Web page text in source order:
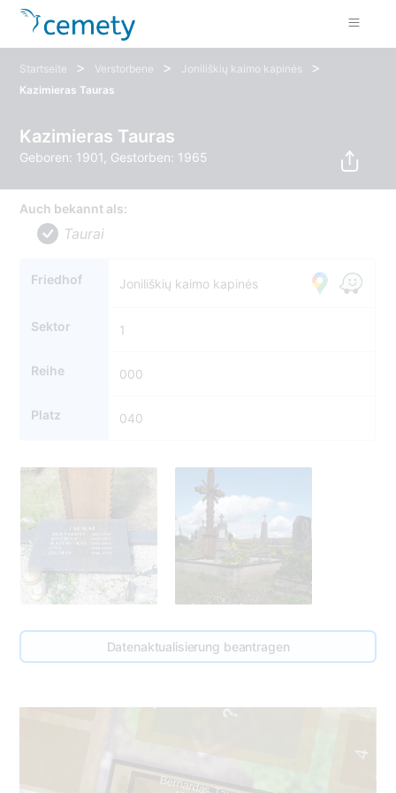
Startseite > Verstorbene > Joniliškių kaimo kapinės >
Kazimieras Tauras
Kazimieras Tauras
Geboren: 1901, Gestorben: 1965
Auch bekannt als:
Taurai
Friedhof Joniliškių kaimo kapinės
Sektor 1
Reihe 000
Platz 040
Datenaktualisierung beantragen
4